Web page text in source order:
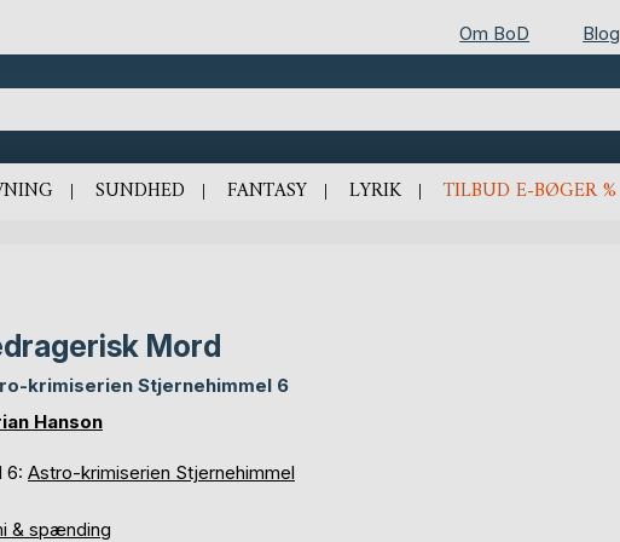
Om BoD Blog
SUNDHED FANTASY LYRIK TILBUD E-BØGER %
Mord
krimiserien Stjernehimmel 6
Hanson
6: Astro-krimiserien Stjernehimmel
& spænding